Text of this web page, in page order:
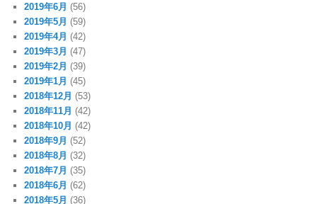
2019年6月 (56)
2019年5月 (59)
2019年4月 (42)
2019年3月 (47)
2019年2月 (39)
2019年1月 (45)
2018年12月 (53)
2018年11月 (42)
2018年10月 (42)
2018年9月 (52)
2018年8月 (32)
2018年7月 (35)
2018年6月 (62)
2018年5月 (36)